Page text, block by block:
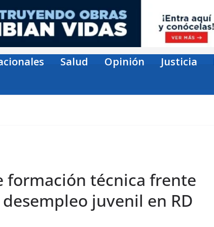
Salud Opinión Justicia
formación técnica frente
juvenil en RD